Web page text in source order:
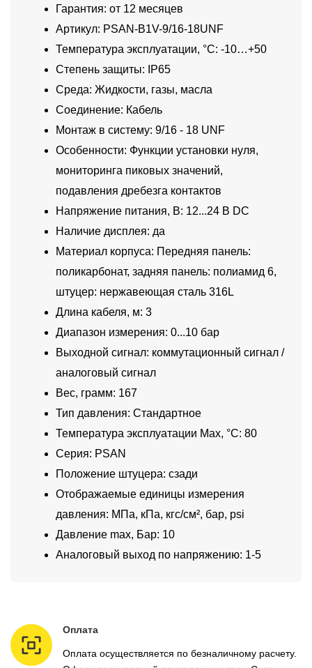
Гарантия: от 12 месяцев
Артикул: PSAN-B1V-9/16-18UNF
Температура эксплуатации, °C: -10…+50
Степень защиты: IP65
Среда: Жидкости, газы, масла
Соединение: Кабель
Монтаж в систему: 9/16 - 18 UNF
Особенности: Функции установки нуля,
мониторинга пиковых значений,
подавления дребезга контактов
Напряжение питания, В: 12...24 В DC
Наличие дисплея: да
Материал корпуса: Передняя панель:
поликарбонат, задняя панель: полиамид 6,
штуцер: нержавеющая сталь 316L
Длина кабеля, м: 3
Диапазон измерения: 0...10 бар
Выходной сигнал: коммутационный сигнал /
аналоговый сигнал
Вес, грамм: 167
Тип давления: Стандартное
Температура эксплуатации Max, °C: 80
Серия: PSAN
Положение штуцера: сзади
Отображаемые единицы измерения
давления: МПа, кПа, кгс/см², бар, psi
Давление max, Бар: 10
Аналоговый выход по напряжению: 1-5
Оплата
Оплата осуществляется по безналичному расчету.